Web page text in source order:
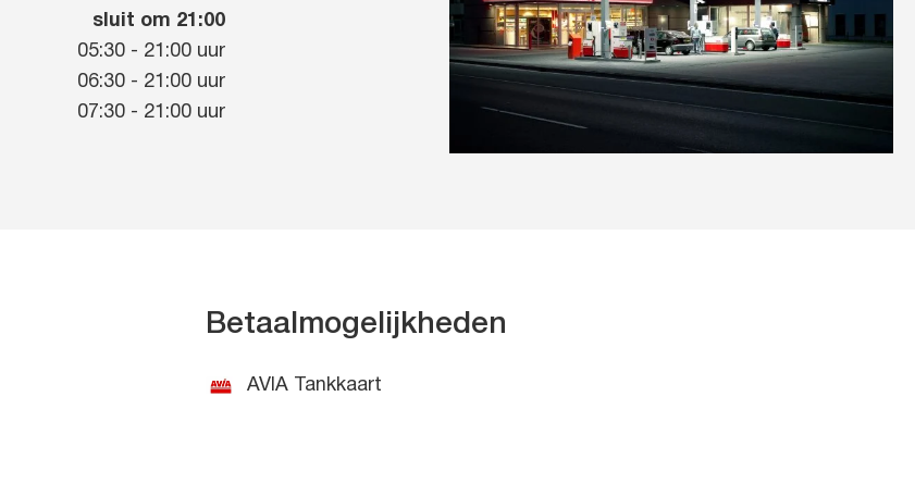
sluit om 21:00
05:30 - 21:00 uur
06:30 - 21:00 uur
07:30 - 21:00 uur
Betaalmogelijkheden
AVIA Tankkaart